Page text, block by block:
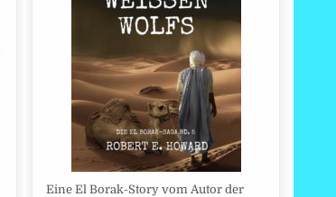
Eine El Borak-Story vom Autor der